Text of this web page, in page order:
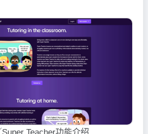
Super Teacher功能介绍